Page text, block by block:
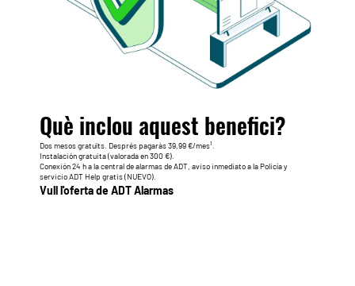
Què inclou aquest benefici?
Dos mesos gratuïts. Després pagaràs 39,99 €/mes1
Instalación gratuita (valorada en 300 €).
Conexión 24 h a la central de alarmas de ADT, aviso inmediato a la Policía y
servicio ADT Help gratis(NUEVO).
Vull l'oferta de ADT Alarmas